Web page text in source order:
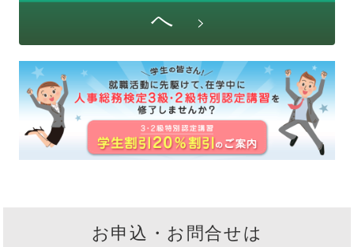
へ
お申込・お問合せは